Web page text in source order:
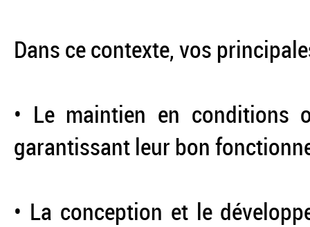
Dans ce contexte, vos
• Le maintien en conditions
garantissant leur bon
• La conception et le